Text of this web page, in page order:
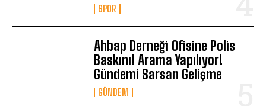
SPOR
Ahbap Derneği Ofisine Polis
Baskını! Arama Yapılıyor!
Gündemi Sarsan Gelişme
GÜNDEM